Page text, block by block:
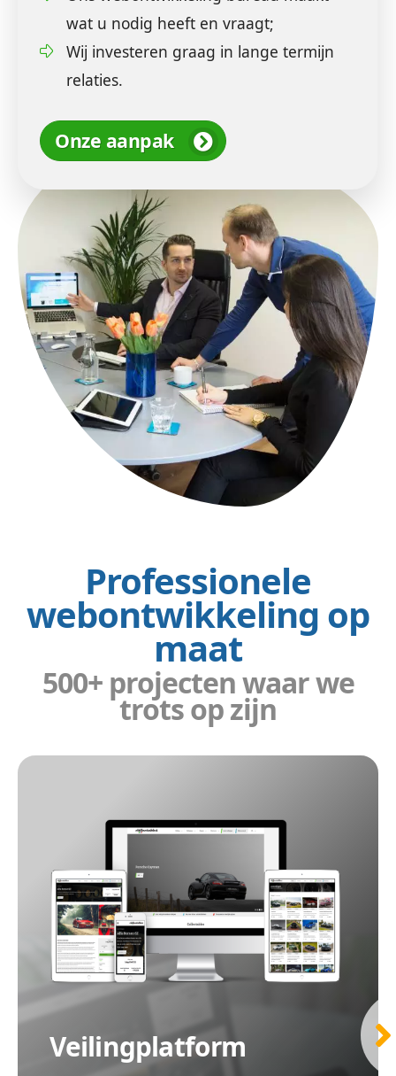
wat u nodig heeft en vraagt;
Wij investeren graag in lange termijn
relaties.
Onze aanpak
Professionele
webontwikkeling op
maat
500+ projecten waar we
trots op zijn
Veilingplatform